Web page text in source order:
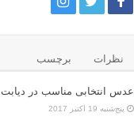
نظرات برچسب
عدس انتخابی مناسب در دیابت
پنج‌شنبه 19 اکتبر 2017